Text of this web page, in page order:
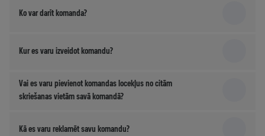
Ko var darīt komanda?
Kur es varu izveidot komandu?
Vai es varu pievienot komandas locekļus no citām
skriešanas vietām savā komandā?
Kā es varu reklamēt savu komandu?